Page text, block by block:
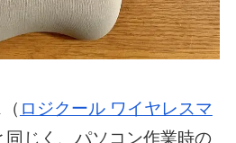
ロジクール ワイヤレスマ
同じく、パソコン作業時の